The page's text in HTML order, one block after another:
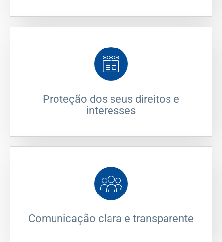
Proteção dos seus direitos e
interesses
Comunicação clara e transparente